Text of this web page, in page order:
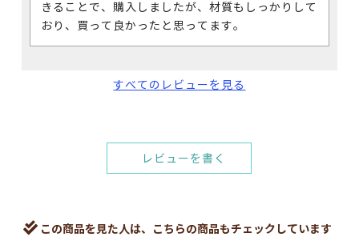
きることで、購入しましたが、材質もしっかりして
おり、買って良かったと思ってます。
すべてのレビューを見る
レビューを書く
この商品を見た人は、こちらの商品もチェックしています